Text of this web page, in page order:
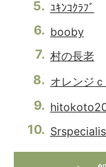
ﾕｷﾝｺｸﾗﾌﾞ
booby
村の長老
オレンジ